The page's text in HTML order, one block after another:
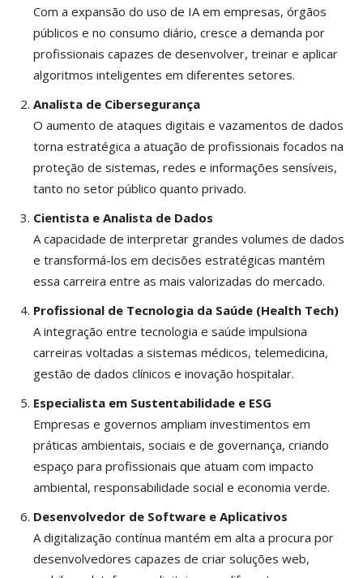
Com a expansão do uso de IA em empresas, órgãos
públicos e no consumo diário, cresce a demanda por
profissionais capazes de desenvolver, treinar e aplicar
algoritmos inteligentes em diferentes setores.
Analista de Cibersegurança
O aumento de ataques digitais e vazamentos de dados
torna estratégica a atuação de profissionais focados na
proteção de sistemas, redes e informações sensíveis,
tanto no setor público quanto privado.
Cientista e Analista de Dados
A capacidade de interpretar grandes volumes de dados
e transformá-los em decisões estratégicas mantém
essa carreira entre as mais valorizadas do mercado.
Profissional de Tecnologia da Saúde (Health Tech)
A integração entre tecnologia e saúde impulsiona
carreiras voltadas a sistemas médicos, telemedicina,
gestão de dados clínicos e inovação hospitalar.
Especialista em Sustentabilidade e ESG
Empresas e governos ampliam investimentos em
práticas ambientais, sociais e de governança, criando
espaço para profissionais que atuam com impacto
ambiental, responsabilidade social e economia verde.
Desenvolvedor de Software e Aplicativos
A digitalização contínua mantém em alta a procura por
desenvolvedores capazes de criar soluções web,